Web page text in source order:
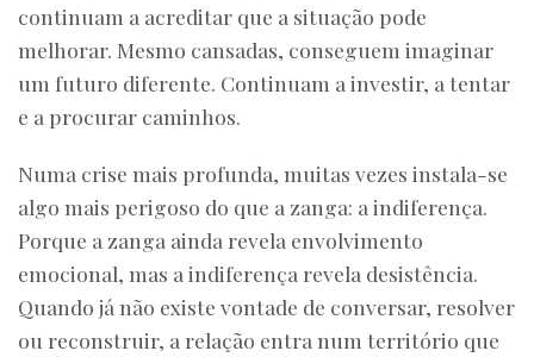
continuam a acreditar que a situação pode
melhorar. Mesmo cansadas, conseguem imaginar
um futuro diferente. Continuam a investir, a tentar
e a procurar caminhos.
Numa crise mais profunda, muitas vezes instala-se
algo mais perigoso do que a zanga: a indiferença.
Porque a zanga ainda revela envolvimento
emocional, mas a indiferença revela desistência.
Quando já não existe vontade de conversar, resolver
ou reconstruir, a relação entra num território que